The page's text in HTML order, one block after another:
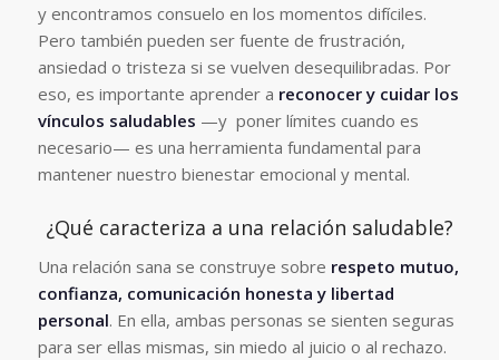
y encontramos consuelo en los momentos difíciles.
Pero también pueden ser fuente de frustración,
ansiedad o tristeza si se vuelven desequilibradas. Por
eso, es importante aprender a reconocer y cuidar los
vínculos saludables —y poner límites cuando es
necesario— es una herramienta fundamental para
mantener nuestro bienestar emocional y mental.
¿Qué caracteriza a una relación saludable?
Una relación sana se construye sobre respeto mutuo,
confianza, comunicación honesta y libertad
personal. En ella, ambas personas se sienten seguras
para ser ellas mismas, sin miedo al juicio o al rechazo.